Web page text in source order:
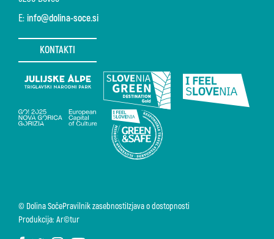
E: info@dolina-soce.si
KONTAKTI
© Dolina SočePravilnik zasebnostiIzjava o dostopnosti
Produkcija: Ar©tur